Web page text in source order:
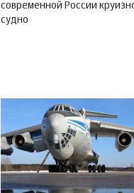
современной России
судно